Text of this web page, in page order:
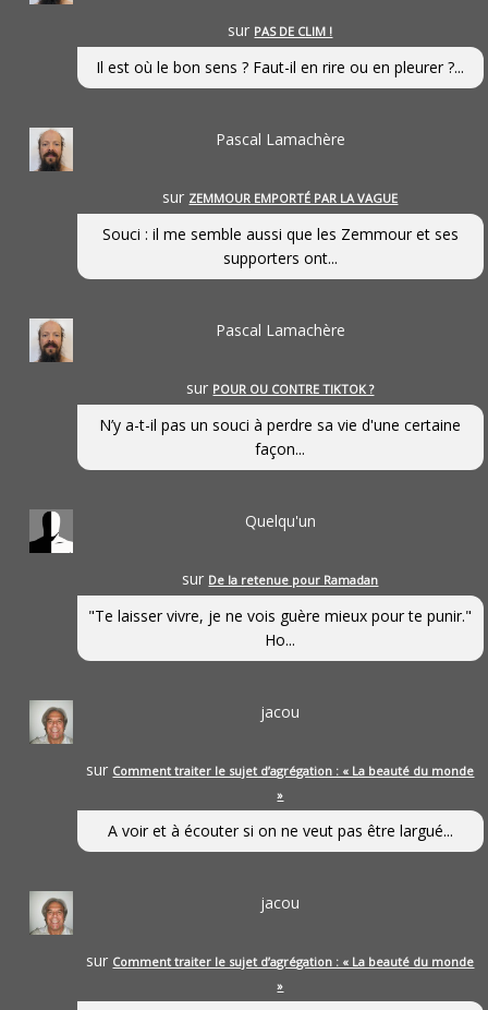
sur PAS DE CLIM !
Il est où le bon sens ? Faut-il en rire ou en pleurer ?...
Pascal Lamachère
sur ZEMMOUR EMPORTÉ PAR LA VAGUE
Souci : il me semble aussi que les Zemmour et ses
supporters ont...
Pascal Lamachère
sur POUR OU CONTRE TIKTOK ?
N’y a-t-il pas un souci à perdre sa vie d'une certaine
façon...
Quelqu'un
sur De la retenue pour Ramadan
"Te laisser vivre, je ne vois guère mieux pour te punir."
Ho...
jacou
sur Comment traiter le sujet d’agrégation : « La beauté du monde
»
A voir et à écouter si on ne veut pas être largué...
jacou
sur Comment traiter le sujet d’agrégation : « La beauté du monde
»